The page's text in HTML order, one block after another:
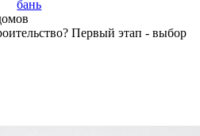
бань
Первый этап - выбор